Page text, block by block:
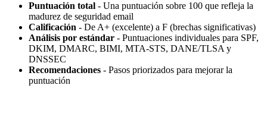
Puntuación total - Una puntuación sobre 100 que refleja la
madurez de seguridad email
Calificación - De A+ (excelente) a F (brechas significativas)
Análisis por estándar - Puntuaciones individuales para SPF,
DKIM, DMARC, BIMI, MTA-STS, DANE/TLSA y
DNSSEC
Recomendaciones - Pasos priorizados para mejorar la
puntuación